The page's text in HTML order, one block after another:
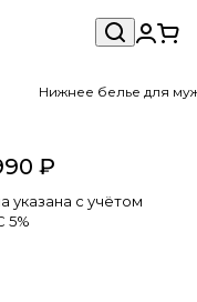
Нижнее белье для
₽
указана с учётом
5%